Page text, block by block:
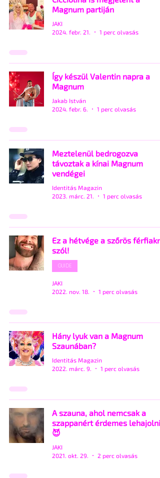
Magnum partiján
JAKI
2024. febr. 21.
1 perc olvasás
Így készül Valentin napra a
Magnum
Jakab István
2024. febr. 6.
1 perc olvasás
Meztelenül bedrogozva
távoztak a kínai Magnum
vendégei
Identitás Magazin
2023. márc. 21.
1 perc olvasás
Ez a hétvége a szőrös
szól!
GUIDE
JAKI
2022. nov. 18.
1 perc olvasás
Hány lyuk van a Magnum
Szaunában?
Identitás Magazin
2022. márc. 9.
1 perc olvasás
A szauna, ahol nemcsak a
szappanért érdemes lehajolni!
😈
JAKI
2021. okt. 29.
2 perc olvasás